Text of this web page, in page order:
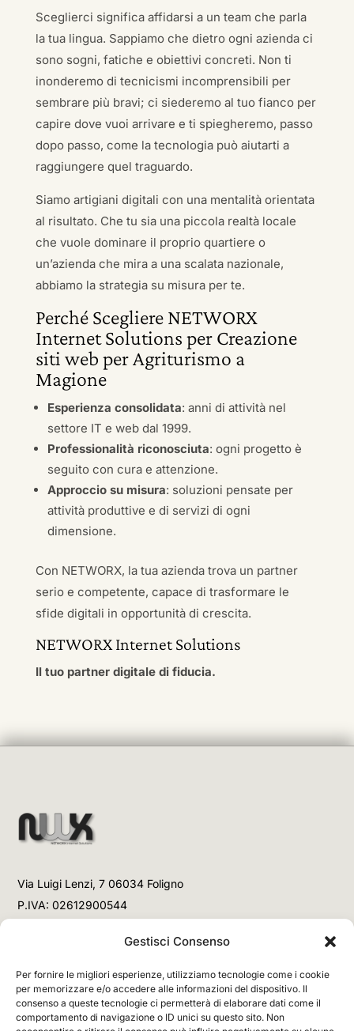
Gestisci Consenso
Per fornire le migliori esperienze, utilizziamo tecnologie come i cookie
per memorizzare e/o accedere alle informazioni del dispositivo. Il
consenso a queste tecnologie ci permetterà di elaborare dati come il
comportamento di navigazione o ID unici su questo sito. Non
Sceglierci significa affidarsi a un team che parla
la tua lingua. Sappiamo che dietro ogni azienda ci
sono sogni, fatiche e obiettivi concreti. Non ti
inonderemo di tecnicismi incomprensibili per
sembrare più bravi; ci siederemo al tuo fianco per
capire dove vuoi arrivare e ti spiegheremo, passo
dopo passo, come la tecnologia può aiutarti a
raggiungere quel traguardo.
Siamo artigiani digitali con una mentalità orientata
al risultato. Che tu sia una piccola realtà locale
che vuole dominare il proprio quartiere o
un’azienda che mira a una scalata nazionale,
abbiamo la strategia su misura per te.
Perché Scegliere NETWORX
Internet Solutions per Creazione
siti web per Agriturismo a
Magione
Esperienza consolidata: anni di attività nel
settore IT e web dal 1999.
Professionalità riconosciuta: ogni progetto è
seguito con cura e attenzione.
Approccio su misura: soluzioni pensate per
attività produttive e di servizi di ogni
dimensione.
Con NETWORX, la tua azienda trova un partner
serio e competente, capace di trasformare le
sfide digitali in opportunità di crescita.
NETWORX Internet Solutions
Il tuo partner digitale di fiducia.
Via Luigi Lenzi, 7 06034 Foligno
P.IVA: 02612900544
+39 3477853708 (Chiamata)
Email